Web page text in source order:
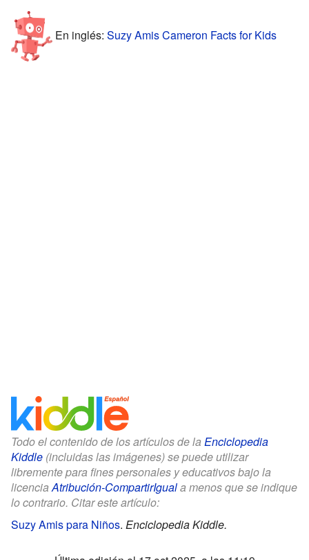
En inglés: Suzy Amis Cameron Facts for Kids
Todo el contenido de los artículos de la Enciclopedia
Kiddle (incluidas las imágenes) se puede utilizar
libremente para fines personales y educativos bajo la
licenciaAtribución-CompartirIguala menos que se indique
lo contrario. Citar este artículo:
Suzy Amis para Niños. Enciclopedia Kiddle.